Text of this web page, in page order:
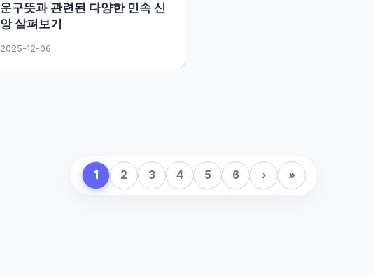
운구뜻과 관련된 다양한 민속 신
앙 살펴보기
2025-12-06
1 2 3 4 5 6 › »